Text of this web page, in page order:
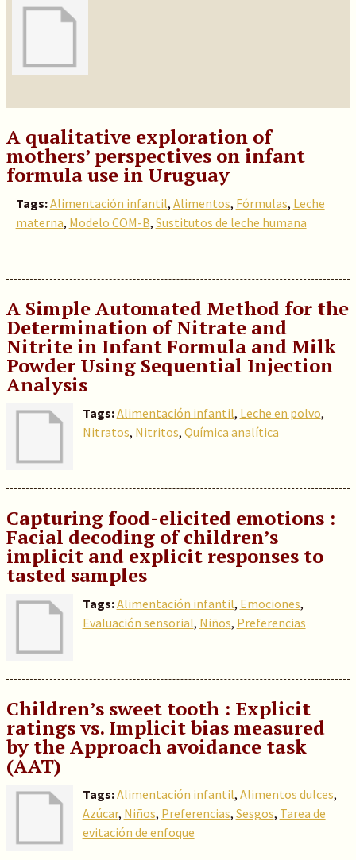
A qualitative exploration of
mothers’ perspectives on infant
formula use in Uruguay
Tags:Alimentación infantil, Alimentos, Fórmulas, Leche
materna, Modelo COM-B, Sustitutos de leche humana
A Simple Automated Method for the
Determination of Nitrate and
Nitrite in Infant Formula and Milk
Powder Using Sequential Injection
Analysis
Tags:Alimentación infantil, Leche en polvo,
Nitratos, Nitritos, Química analítica
Capturing food-elicited emotions :
Facial decoding of children’s
implicit and explicit responses to
tasted samples
Tags:Alimentación infantil, Emociones,
Evaluación sensorial, Niños, Preferencias
Children’s sweet tooth : Explicit
ratings vs. Implicit bias measured
by the Approach avoidance task
(AAT)
Tags:Alimentación infantil, Alimentos dulces,
Azúcar, Niños, Preferencias, Sesgos, Tarea de
evitación de enfoque